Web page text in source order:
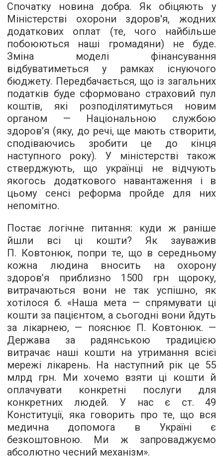
Спочатку новина добра. Як обіцяють у
Міністерстві охорони здоров'я, жодних
додаткових оплат (те, чого найбільше
побоюються наші громадяни) не буде.
Зміна моделі фінансування
відбуватиметься у рамках існуючого
бюджету. Передбачається, що із загальних
податків буде сформовано страховий пул
коштів, які розподілятимуться новим
органом — Національною службою
здоров’я (яку, до речі, ще мають створити,
сподіваючись зробити це до кінця
наступного року). У міністерстві також
стверджують, що українці не відчують
якогось додаткового навантаження і в
цьому сенсі реформа пройде для них
непомітно.
Постає логічне питання: куди ж раніше
йшли всі ці кошти? Як зауважив
П. Ковтонюк, попри те, що в середньому
кожна людина вносить на охорону
здоров’я приблизно 1500 грн щороку,
витрачаються вони не так успішно, як
хотілося б. «Наша мета — спрямувати ці
кошти за пацієнтом, а сьогодні вони йдуть
за лікарнею, — пояснює П. Ковтонюк. —
Держава за радянською традицією
витрачає наші кошти на утримання всієї
мережі лікарень. На наступний рік це 55
млрд грн. Ми хочемо взяти ці кошти й
оплачувати конкретні послуги для
конкретних людей. У нас є ст. 49
Конституції, яка говорить про те, що вся
медична допомога в Україні є
безкоштовною. Ми ж запроваджуємо
абсолютно чесний механізм».